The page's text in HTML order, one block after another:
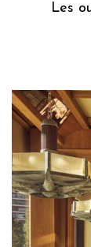
Les